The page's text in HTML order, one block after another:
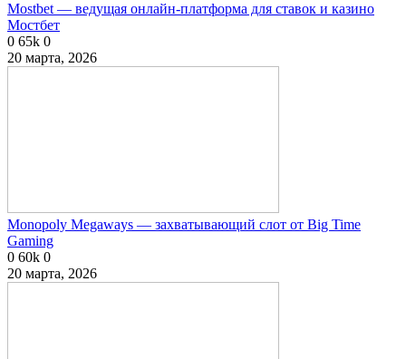
Mostbet — ведущая онлайн-платформа для ставок и казино
Мостбет
0 65k 0
20 марта, 2026
Monopoly Megaways — захватывающий слот от Big Time
Gaming
0 60k 0
20 марта, 2026